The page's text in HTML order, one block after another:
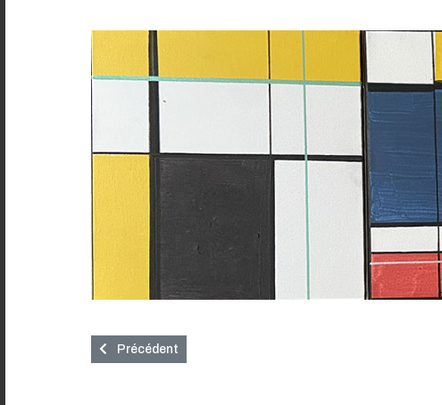
Article précédent : Alexander Tuka - Artiste Contemporain
Précédent